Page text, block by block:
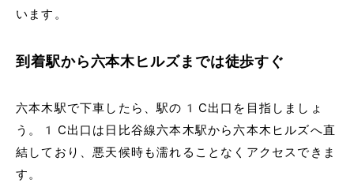
います。
到着駅から六本木ヒルズまでは徒歩すぐ
六本木駅で下車したら、駅の1C出口を目指しましょ
う。1C出口は日比谷線六本木駅から六本木ヒルズへ直
結しており、悪天候時も濡れることなくアクセスできま
す。